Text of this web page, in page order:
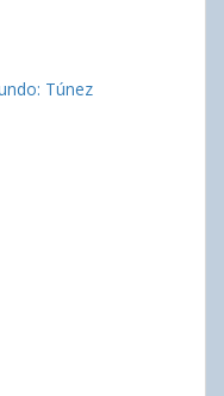
Túnez